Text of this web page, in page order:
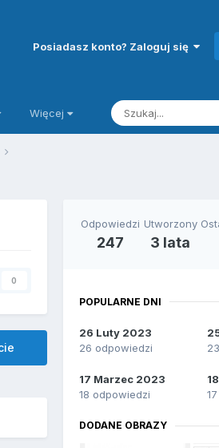
Posiadasz konto? Zaloguj się
Więcej
0
Odpowiedzi
247
Utworzony
3 lata
POPULARNE DNI
26 Luty 2023
26 odpowiedzi
17 Marzec 2023
18 odpowiedzi
DODANE OBRAZY